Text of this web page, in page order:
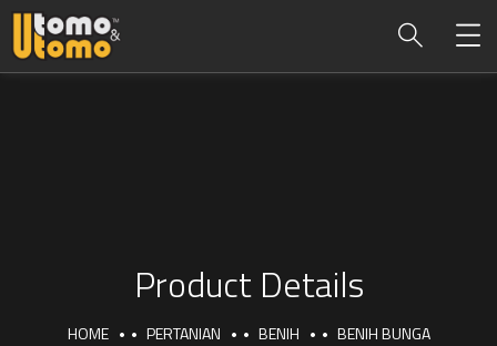
Product Details
HOME PERTANIAN BENIH
BENIH BUNGA